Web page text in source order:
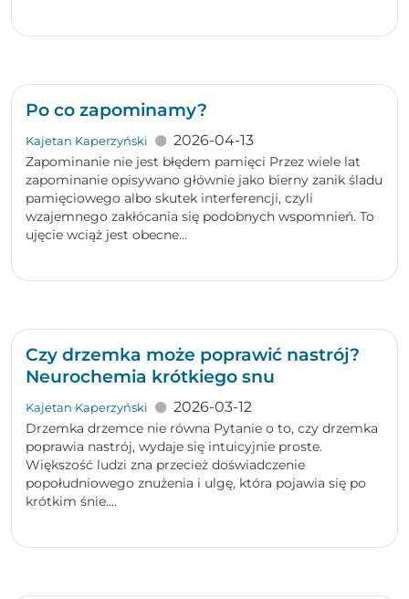
Po co zapominamy?
Kajetan Kaperzyński 2026-04-13
Zapominanie nie jest błędem pamięci Przez wiele lat
zapominanie opisywano głównie jako bierny zanik śladu
pamięciowego albo skutek interferencji, czyli
wzajemnego zakłócania się podobnych wspomnień. To
ujęcie wciąż jest obecne...
Czy drzemka może poprawić nastrój?
Neurochemia krótkiego snu
Kajetan Kaperzyński 2026-03-12
Drzemka drzemce nie równa Pytanie o to, czy drzemka
poprawia nastrój, wydaje się intuicyjnie proste.
Większość ludzi zna przecież doświadczenie
popołudniowego znużenia i ulgę, która pojawia się po
krótkim śnie....